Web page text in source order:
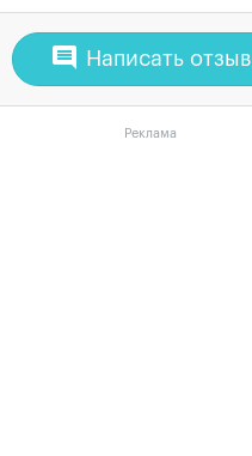
comment Написать отзыв
Реклама